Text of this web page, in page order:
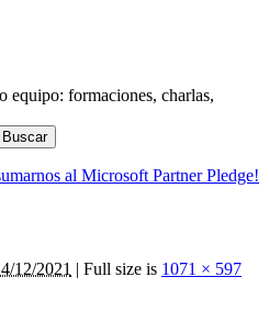
equipo: formaciones, charlas,
al Microsoft Partner Pledge!
12/2021 | Full size is 1071 × 597